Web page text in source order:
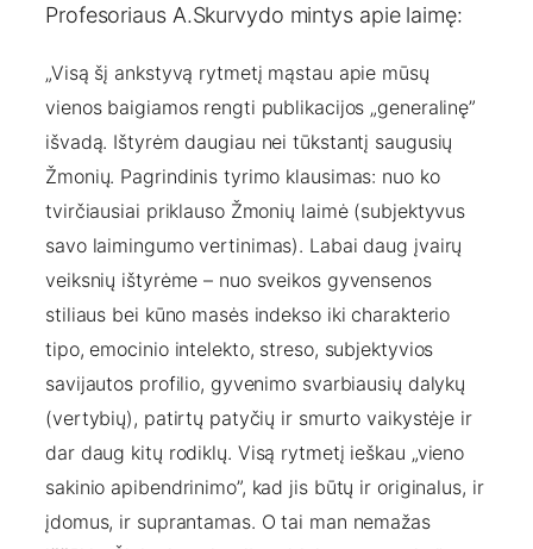
Profesoriaus A.Skurvydo mintys apie laimę:
„Visą šį ankstyvą rytmetį mąstau apie mūsų
vienos baigiamos rengti publikacijos „generalinę”
išvadą. Ištyrėm daugiau nei tūkstantį saugusių
Žmonių. Pagrindinis tyrimo klausimas: nuo ko
tvirčiausiai priklauso Žmonių laimė (subjektyvus
savo laimingumo vertinimas). Labai daug įvairų
veiksnių ištyrėme – nuo sveikos gyvensenos
stiliaus bei kūno masės indekso iki charakterio
tipo, emocinio intelekto, streso, subjektyvios
savijautos profilio, gyvenimo svarbiausių dalykų
(vertybių), patirtų patyčių ir smurto vaikystėje ir
dar daug kitų rodiklų. Visą rytmetį ieškau „vieno
sakinio apibendrinimo”, kad jis būtų ir originalus, ir
įdomus, ir suprantamas. O tai man nemažas